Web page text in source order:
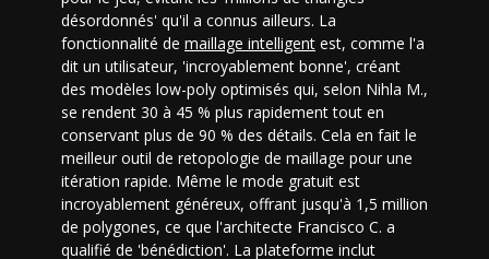
désordonnés' qu'il a connus ailleurs. La
fonctionnalité de maillage intelligent est, comme l'a
dit un utilisateur, 'incroyablement bonne', créant
des modèles low-poly optimisés qui, selon Nihla M.,
se rendent 30 à 45 % plus rapidement tout en
conservant plus de 90 % des détails. Cela en fait le
meilleur outil de retopologie de maillage pour une
itération rapide. Même le mode gratuit est
incroyablement généreux, offrant jusqu'à 1,5 million
de polygones, ce que l'architecte Francisco C. a
qualifié de 'bénédiction'. La plateforme inclut